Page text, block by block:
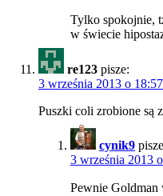
Tylko spokojnie,
w świecie
re123 pisze:
3 września 2013 o 18:57
Puszki coli zrobione są
cynik9
3 września 2013
Pewnie Goldman